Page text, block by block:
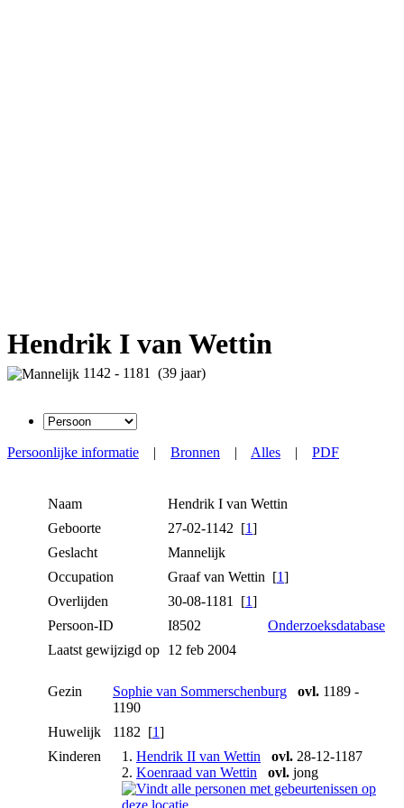
Hendrik I van Wettin
1142 - 1181 (39 jaar)
Persoonlijke informatie | Bronnen | Alles | PDF
Naam Hendrik I van Wettin
Geboorte
27-02-1142 [1]
Geslacht
Mannelijk
Occupation
Graaf van Wettin [1]
Overlijden
30-08-1181 [1]
Persoon-ID
I8502
Onderzoeksdatabase
Laatst gewijzigd op 12 feb 2004
Gezin Sophie van Sommerschenburg ovl. 1189 -
1190
Huwelijk
1182 [1]
Kinderen
1. Hendrik II van Wettin ovl. 28-12-1187
2. Koenraad van Wettin ovl. jong